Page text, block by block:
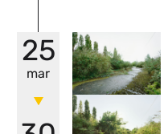
25
mar
Vignette